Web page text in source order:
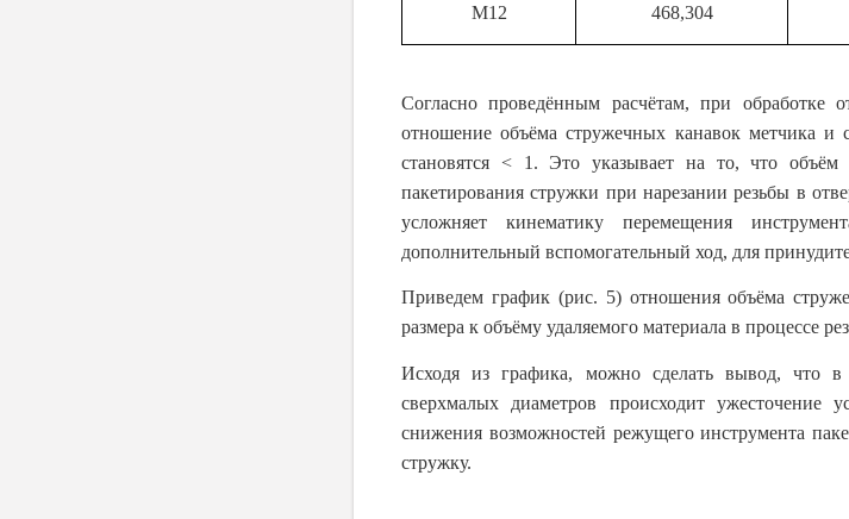
М12 468,304
Согласно проведённым расчётам, при обработке
отношение объёма стружечных канавок метчика и
становятся < 1. Это указывает на то, что объём
пакетирования стружки при нарезании резьбы в
усложняет кинематику перемещения
дополнительный вспомогательный ход, для
Приведем график (рис. 5) отношения объёма
размера к объёму удаляемого материала в процессе
Исходя из графика, можно сделать вывод, что в
сверхмалых диаметров происходит ужесточение
снижения возможностей режущего инструмента
стружку.